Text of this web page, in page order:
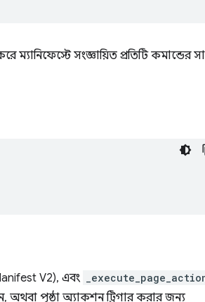
ম্যানিফেস্টে সংজ্ঞায়িত প্রতিটি কমান্ডের
V2), এবং
পৃষ্ঠা অ্যাকশন ট্রিগার করার জন্য